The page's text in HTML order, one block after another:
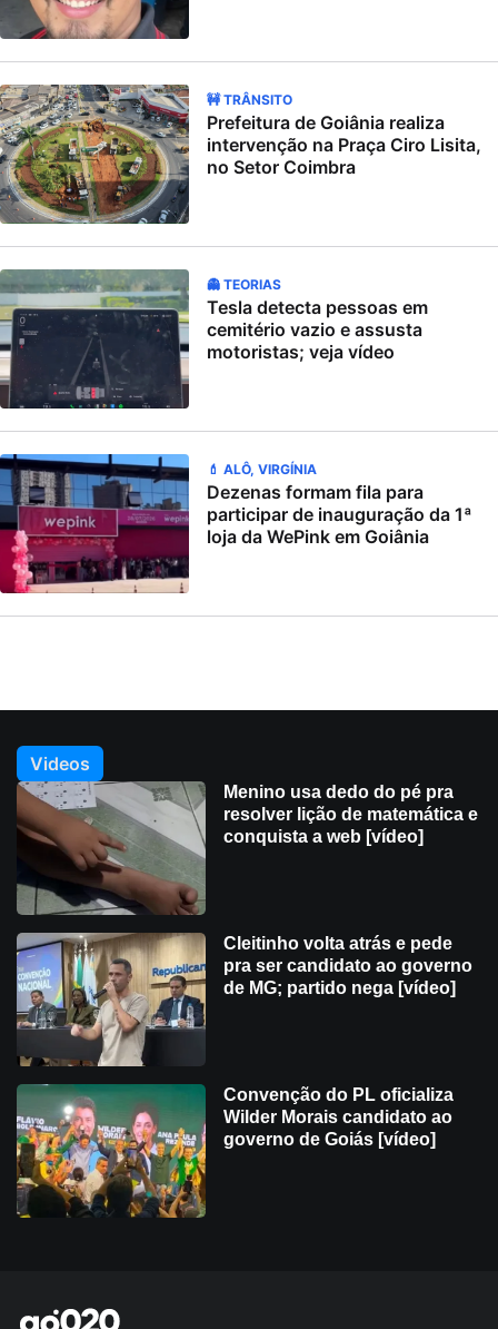
🚧 TRÂNSITO
Prefeitura de Goiânia realiza
intervenção na Praça Ciro Lisita,
no Setor Coimbra
👻 TEORIAS
Tesla detecta pessoas em
cemitério vazio e assusta
motoristas; veja vídeo
💄 ALÔ, VIRGÍNIA
Dezenas formam fila para
participar de inauguração da 1ª
loja da WePink em Goiânia
Videos
Menino usa dedo do pé pra
resolver lição de matemática e
conquista a web [vídeo]
Cleitinho volta atrás e pede
pra ser candidato ao governo
de MG; partido nega [vídeo]
Convenção do PL oficializa
Wilder Morais candidato ao
governo de Goiás [vídeo]